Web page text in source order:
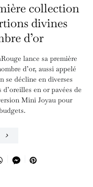
collection
divines
d’or
lance sa première
d’or, aussi appelé
se décline en diverses
en or pavées de
Mini Joyau pour